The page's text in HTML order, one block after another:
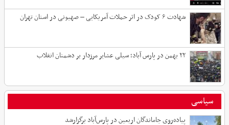
شهادت ۶ کودک در اثر حملات آمریکایی – صهیونی در استان تهران
۲۲ بهمن در پارس آباد؛ سیلی عشایر مرزدار بر دشمنان انقلاب
سیاسی
پیاده‌روی جاماندگان اربعین در پارس‌آباد برگزارشد